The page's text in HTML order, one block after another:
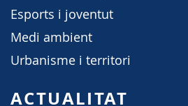
Esports i joventut
Medi ambient
Urbanisme i territori
ACTUALITAT